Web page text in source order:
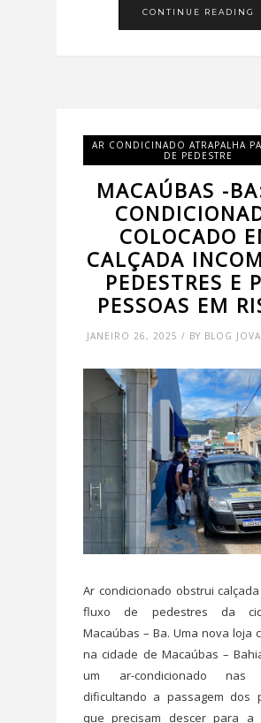
CONTINUE READING
AR CONDICINADO ATRAPALHA
DE PEDESTRE
MACAÚBAS -
COLOCADO
CALÇADA
PEDESTRES E
PESSOAS EM
JANEIRO 26, 2025 / BY BLOG
Ar condicionado obstrui
fluxo de pedestres da
Macaúbas – Ba. Uma nova loja
na cidade de Macaúbas –
um ar-condicionado nas
dificultando a passagem dos
que precisam descer para a